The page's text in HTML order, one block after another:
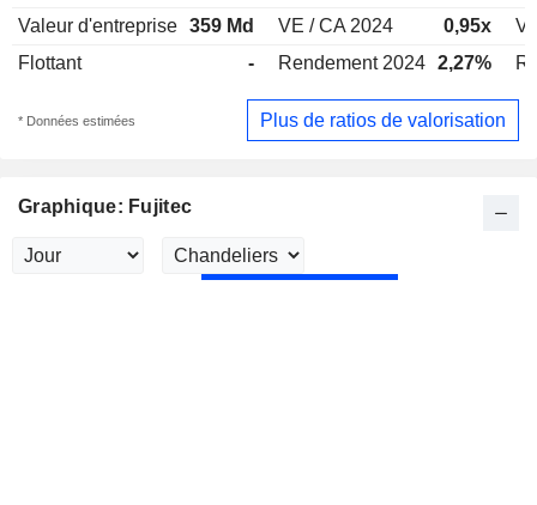
Valeur d'entreprise 359 Md VE / CA 2024 0,95x
Flottant
- Rendement 2024 2,27%
* Données estimées Plus de ratios de valorisation
Graphique: Fujitec